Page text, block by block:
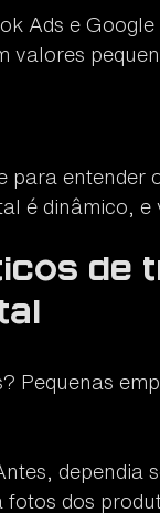
Ads e
valores
para entender
é dinâmico, e
de
Pequenas
dependia
dos